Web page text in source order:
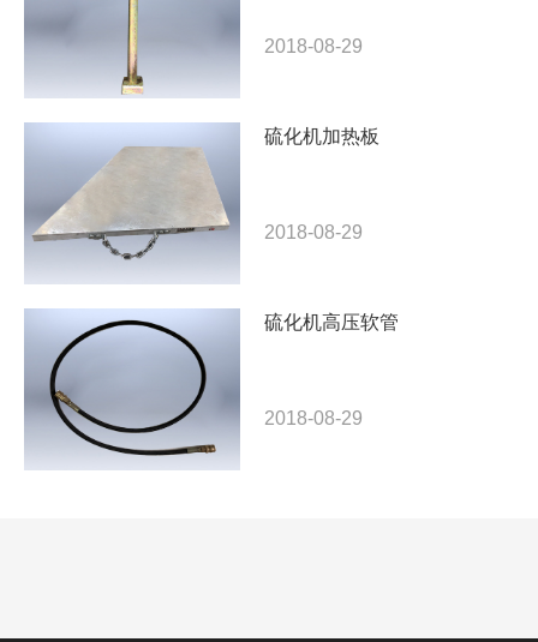
2018-08-29
硫化机加热板
2018-08-29
硫化机高压软管
2018-08-29